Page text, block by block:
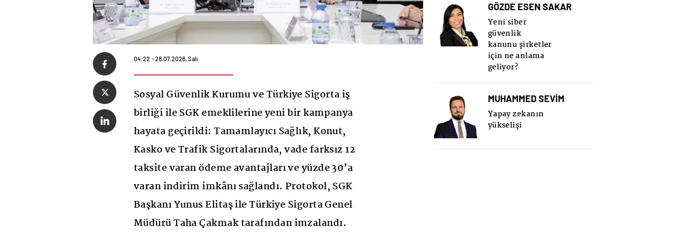
04:22 - 28.07.2026, Salı
Sosyal Güvenlik Kurumu ve Türkiye Sigorta iş
birliği ile SGK emeklilerine yeni bir kampanya
hayata geçirildi: Tamamlayıcı Sağlık, Konut,
Kasko ve Trafik Sigortalarında, vade farksız 12
taksite varan ödeme avantajları ve yüzde 30’a
varan indirim imkânı sağlandı. Protokol, SGK
Başkanı Yunus Elitaş ile Türkiye Sigorta Genel
Müdürü Taha Çakmak tarafından imzalandı.
GÖZDE ESEN SAKAR
Yeni siber
güvenlik
kanunu şirketler
için ne anlama
geliyor?
MUHAMMED SEVİM
Yapay zekanın
yükselişi